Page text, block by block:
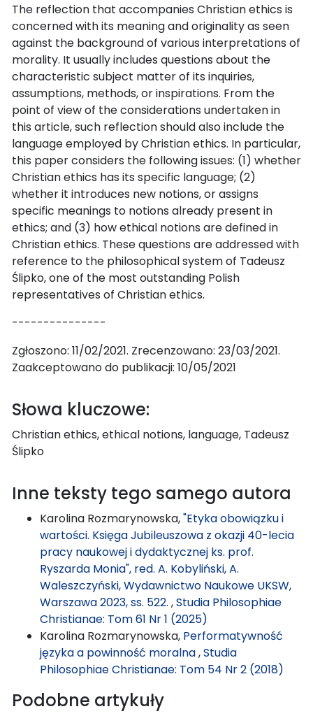
The reflection that accompanies Christian ethics is
concerned with its meaning and originality as seen
against the background of various interpretations of
morality. It usually includes questions about the
characteristic subject matter of its inquiries,
assumptions, methods, or inspirations. From the
point of view of the considerations undertaken in
this article, such reflection should also include the
language employed by Christian ethics. In particular,
this paper considers the following issues: (1) whether
Christian ethics has its specific language; (2)
whether it introduces new notions, or assigns
specific meanings to notions already present in
ethics; and (3) how ethical notions are defined in
Christian ethics. These questions are addressed with
reference to the philosophical system of Tadeusz
Ślipko, one of the most outstanding Polish
representatives of Christian ethics.
---------------
Zgłoszono: 11/02/2021. Zrecenzowano: 23/03/2021.
Zaakceptowano do publikacji: 10/05/2021
Słowa kluczowe:
Christian ethics, ethical notions, language, Tadeusz
Ślipko
Inne teksty tego samego autora
Karolina Rozmarynowska,"Etyka obowiązku i
wartości. Księga Jubileuszowa z okazji 40-lecia
pracy naukowej i dydaktycznej ks. prof.
Ryszarda Monia", red. A. Kobyliński, A.
Waleszczyński, Wydawnictwo Naukowe UKSW,
Warszawa 2023, ss. 522. ,Studia Philosophiae
Christianae: Tom 61 Nr 1 (2025)
Karolina Rozmarynowska, Performatywność
języka a powinność moralna,Studia
Philosophiae Christianae: Tom 54 Nr 2 (2018)
Podobne artykuły